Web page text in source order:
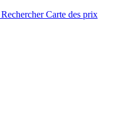
Rechercher Carte des prix